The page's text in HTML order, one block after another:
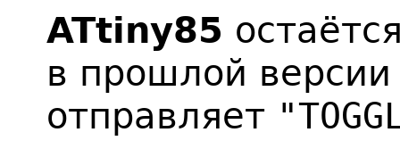
ATtiny85
в прошлой
отправляет